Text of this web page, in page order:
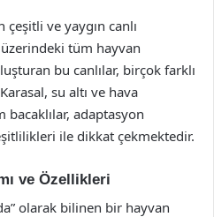
çeşitli ve yaygın canlı
tüm hayvan
bu canlılar, birçok farklı
su altı ve hava
adaptasyon
ile dikkat çekmektedir.
ve Özellikleri
olarak bilinen bir hayvan